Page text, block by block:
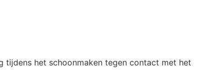
tijdens het schoonmaken tegen contact met het